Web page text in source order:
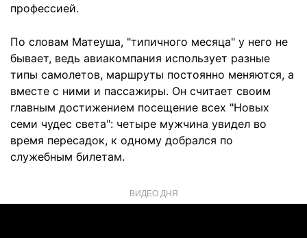
профессией.
По словам Матеуша, "типичного месяца" у него не
бывает, ведь авиакомпания использует разные
типы самолетов, маршруты постоянно меняются, а
вместе с ними и пассажиры. Он считает своим
главным достижением посещение всех "Новых
семи чудес света": четыре мужчина увидел во
время пересадок, к одному добрался по
служебным билетам.
ВИДЕО ДНЯ